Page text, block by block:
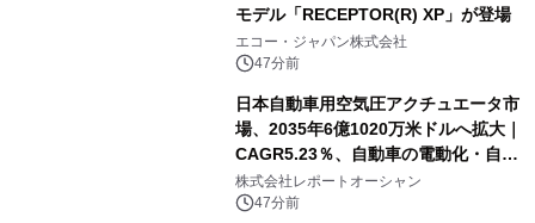
モデル「RECEPTOR(R) XP」が登場
エコー・ジャパン株式会社
47分前
日本自動車用空気圧アクチュエータ市
場、2035年6億1020万米ドルへ拡大｜
CAGR5.23％、自動車の電動化・自動
化・省エネ需要が成長を牽引
株式会社レポートオーシャン
47分前